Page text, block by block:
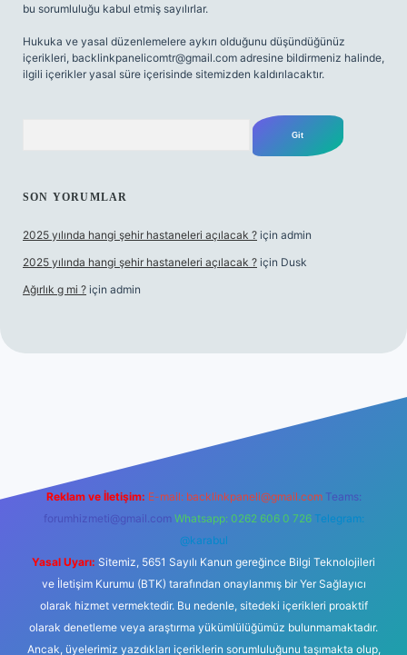
bu sorumluluğu kabul etmiş sayılırlar.
Hukuka ve yasal düzenlemelere aykırı olduğunu düşündüğünüz
içerikleri, backlinkpanelicomtr@gmail.com adresine bildirmeniz halinde,
ilgili içerikler yasal süre içerisinde sitemizden kaldırılacaktır.
SON YORUMLAR
2025 yılında hangi şehir hastaneleri açılacak ? için admin
2025 yılında hangi şehir hastaneleri açılacak ? için Dusk
Ağırlık g mi ? için admin
Reklam ve İletişim: E-mail: backlinkpaneli@gmail.com Teams:
forumhizmeti@gmail.com Whatsapp: 0262 606 0 726 Telegram:
@karabul
Yasal Uyarı: Sitemiz, 5651 Sayılı Kanun gereğince Bilgi Teknolojileri
ve İletişim Kurumu (BTK) tarafından onaylanmış bir Yer Sağlayıcı
olarak hizmet vermektedir. Bu nedenle, sitedeki içerikleri proaktif
olarak denetleme veya araştırma yükümlülüğümüz bulunmamaktadır.
Ancak, üyelerimiz yazdıkları içeriklerin sorumluluğunu taşımakta olup,